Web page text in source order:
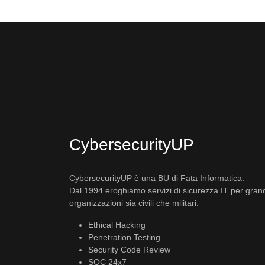
CybersecurityUP
CybersecurityUP è una BU di Fata Informatica.
Dal 1994 eroghiamo servizi di sicurezza IT per
organizzazioni sia civili che militari.
Ethical Hacking
Penetration Testing
Security Code Review
SOC 24x7